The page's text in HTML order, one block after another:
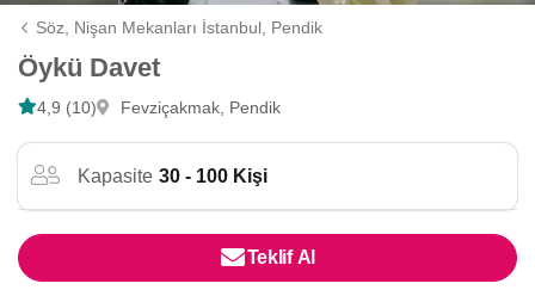
Söz, Nişan Mekanları İstanbul, Pendik
Öykü Davet
4,9 (10) Fevziçakmak, Pendik
Kapasite 30 - 100 Kişi
Teklif Al